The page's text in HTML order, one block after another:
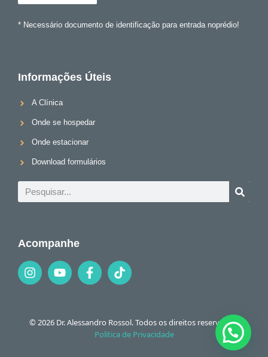
* Necessário documento de identificação para entrada noprédio!
Informações Úteis
A Clínica
Onde se hospedar
Onde estacionar
Download formulários
Acompanhe
© 2026 Dr. Alessandro Rossol. Todos os direitos reservados.
Política de Privacidade